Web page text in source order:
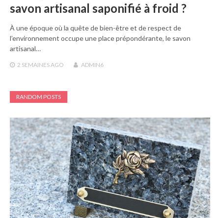
savon artisanal saponifié à froid ?
À une époque où la quête de bien-être et de respect de
l’environnement occupe une place prépondérante, le savon
artisanal…
2 SEMAINES AGO ADMIN6
RANDOM POSTS